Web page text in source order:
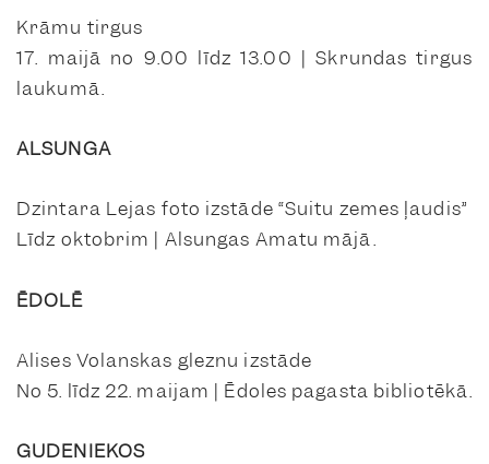
Krāmu tirgus
17. maijā no 9.00 līdz 13.00 | Skrundas tirgus
laukumā.
ALSUNGA
Dzintara Lejas foto izstāde “Suitu zemes ļaudis”
Līdz oktobrim | Alsungas Amatu mājā.
ĒDOLĒ
Alises Volanskas gleznu izstāde
No 5. līdz 22. maijam | Ēdoles pagasta bibliotēkā.
GUDENIEKOS